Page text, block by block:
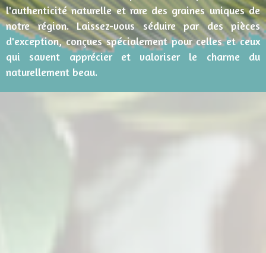
l'authenticité naturelle et rare des graines uniques de
notre région. Laissez-vous séduire par des pièces
d'exception, conçues spécialement pour celles et ceux
qui savent apprécier et valoriser le charme du
naturellement beau.